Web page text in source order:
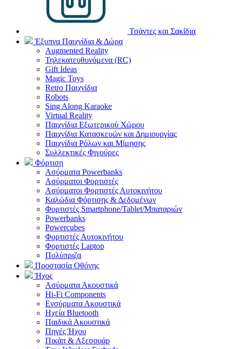
Τσάντες και Σακίδια
Έξυπνα Παιχνίδια & Δώρα
Augmented Reality
Τηλεκατευθυνόμενα (RC)
Gift Ideas
Magic Toys
Retro Παιχνίδια
Robots
Sing Along Karaoke
Virtual Reality
Παιχνίδια Εξωτερικού Χώρου
Παιχνίδια Κατασκευών και Δημιουργίας
Παιχνίδια Ρόλων και Μίμησης
Συλλεκτικές Φιγούρες
Φόρτιση
Ασύρματα Powerbanks
Aσύρματοι Φορτιστές
Ασύρματοι Φορτιστές Αυτοκινήτου
Καλώδια Φόρτισης & Δεδομένων
Φορτιστές Smartphone/Tablet/Μπαταριών
Powerbanks
Powercubes
Φορτιστές Αυτοκινήτου
Φορτιστές Laptop
Πολύπριζα
Προστασία Οθόνης
Ήχος
Ασύρματα Ακουστικά
Hi-Fi Components
Ενσύρματα Ακουστικά
Ηχεία Bluetooth
Παιδικά Ακουστικά
Πηγές Ήχου
Πικάπ & Αξεσουάρ